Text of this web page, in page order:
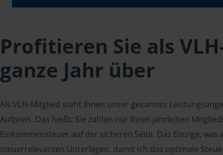
Profitieren Sie als
ganze Jahr über
Als VLH-Mitglied steht Ihnen unser gesamtes
Aufpreis. Das heißt: Sie zahlen nur Ihren jährlichen
Einkommensteuer auf der sicheren Seite. Das Einzige,
steuerrelevanten Unterlagen, damit ich das optimale